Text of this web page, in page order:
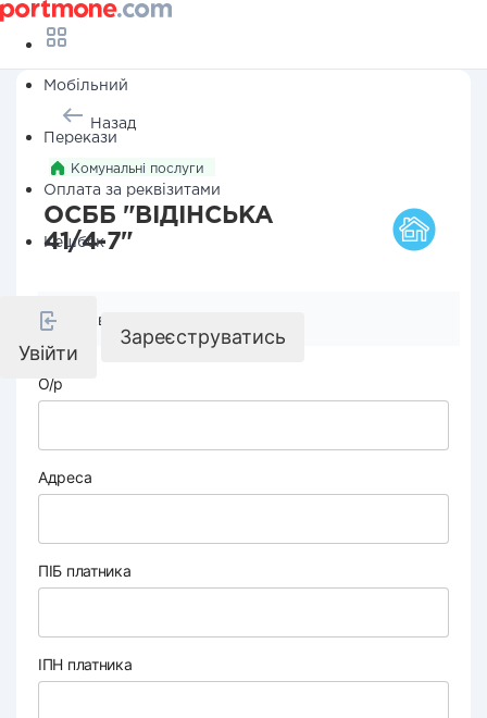
Мобільний
Перекази
Оплата за реквізитами
Кешбек
Увійти
Зареєструватись
Назад
Комунальні послуги
ОСББ "ВІДІНСЬКА
41/4-7"
Реквізити компанії
О/р
Адреса
ПІБ платника
ІПН платника